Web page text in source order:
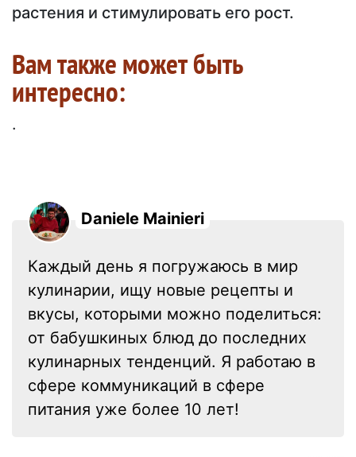
растения и стимулировать его рост.
Вам также может быть
интересно:
.
Daniele Mainieri
Каждый день я погружаюсь в мир
кулинарии, ищу новые рецепты и
вкусы, которыми можно поделиться:
от бабушкиных блюд до последних
кулинарных тенденций. Я работаю в
сфере коммуникаций в сфере
питания уже более 10 лет!